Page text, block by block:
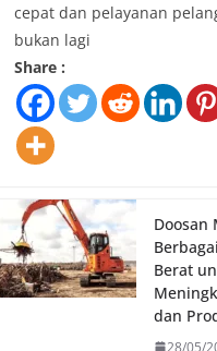
cepat dan pelayanan
bukan lagi
Share :
Doosan
Berat
dan
28/05/